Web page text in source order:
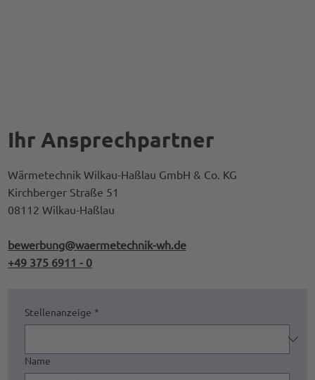
Stellenanzeige *
Name
Ihr Ansprechpartner
Wärmetechnik Wilkau-Haßlau GmbH & Co. KG
Kirchberger Straße 51
08112 Wilkau-Haßlau
bewerbung@waermetechnik-wh.de
+49 375 6911 - 0